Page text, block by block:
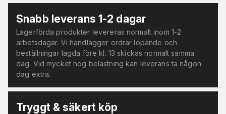
Snabb leverans 1-2 dagar
Lagerförda produkter levereras normalt inom 1-2
arbetsdagar. Vi handlägger ordrar löpande och
beställningar lagda före kl. 13 skickas normalt samma
dag. Vid mycket hög belastning kan leverans ta någon
dag extra.
Tryggt & säkert köp